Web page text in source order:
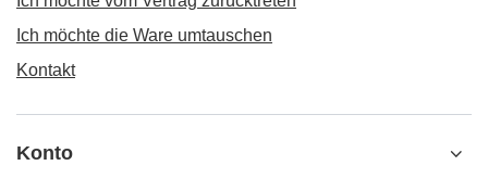
Ich möchte die Ware umtauschen
Kontakt
Konto